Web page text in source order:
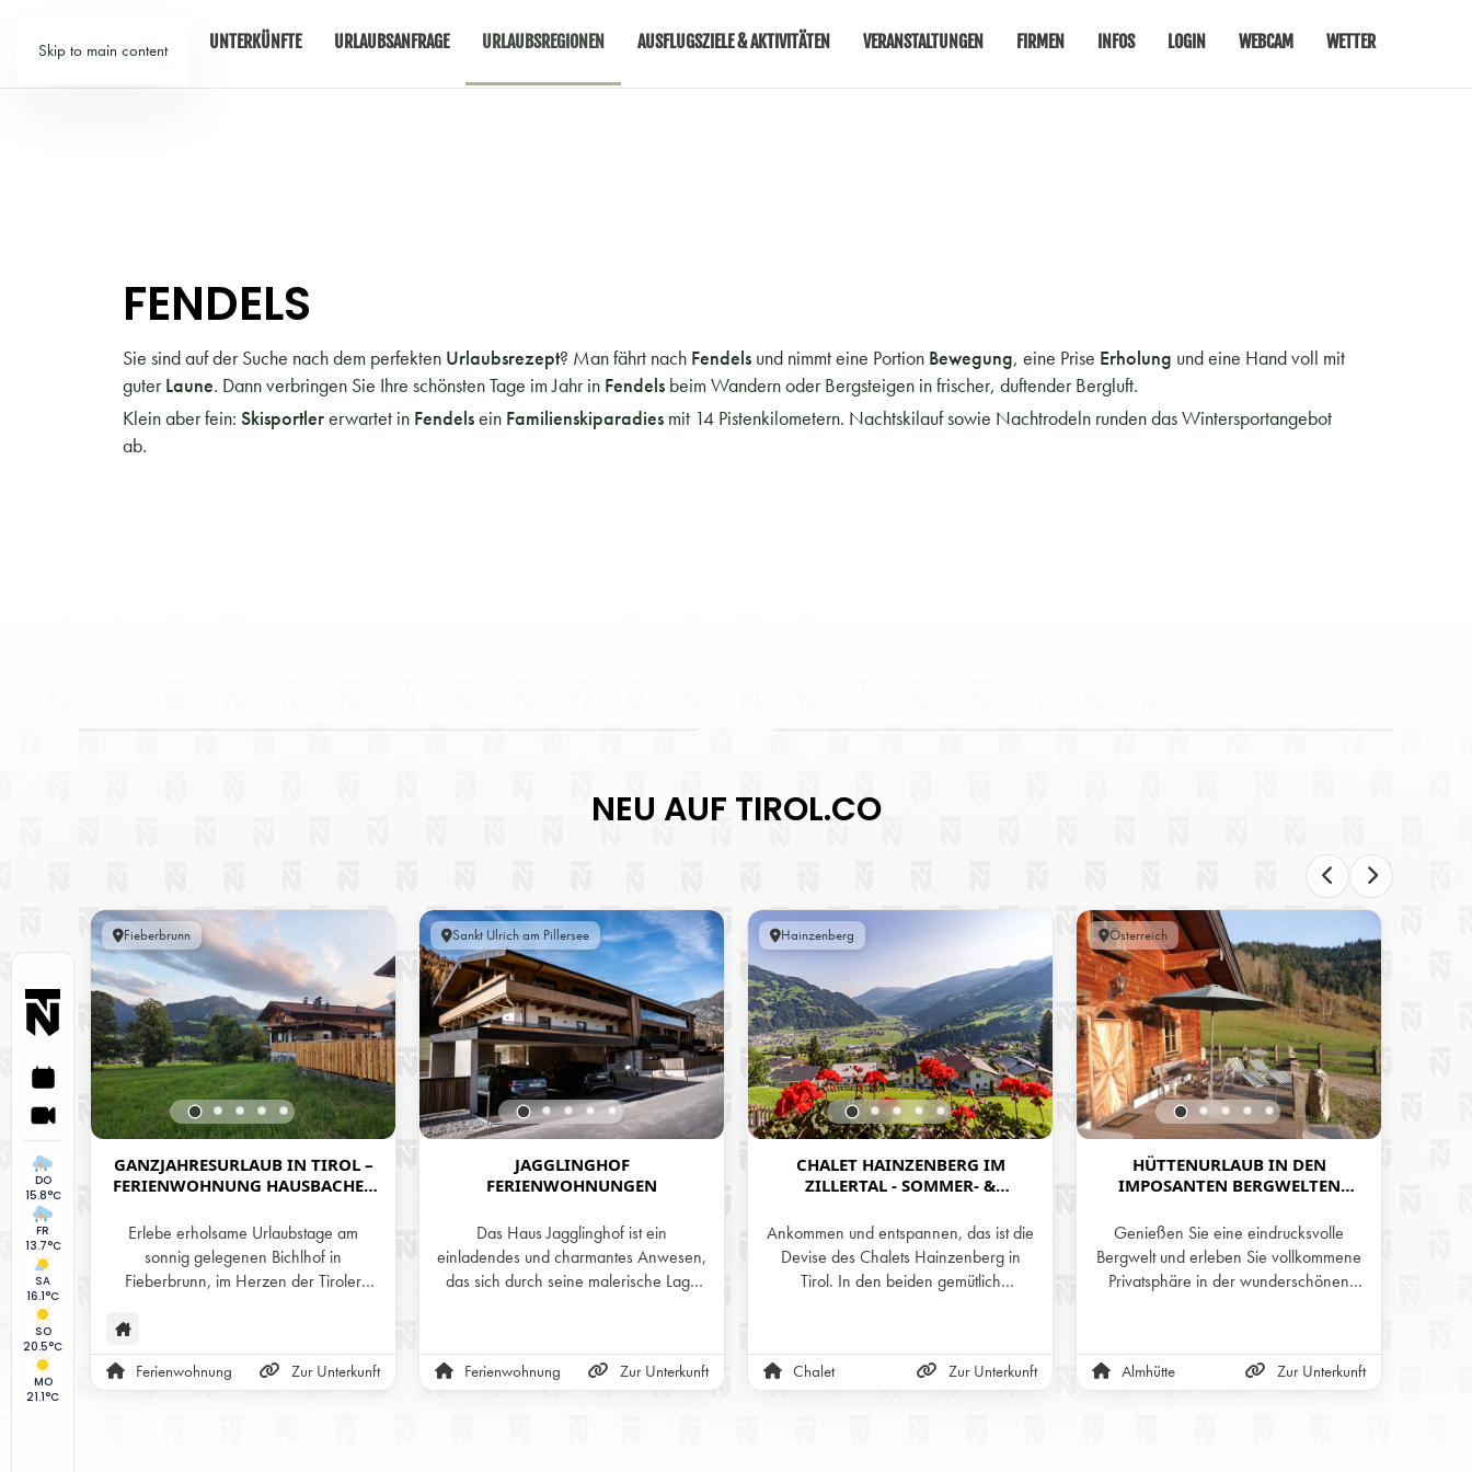
Skip to main content
TIROL UNTERKÜNFTE URLAUBSANFRAGE URLAUBSREGIONEN AUSFLUGSZIELE & AKTIVITÄTEN VERANSTALTUNGEN FIRMEN INFOS LOGIN WEBCAM WETTER
FENDELS
Sie sind auf der Suche nach dem perfekten Urlaubsrezept? Man fährt nach Fendels und nimmt eine Portion Bewegung, eine Prise Erholung und eine Hand voll mit
guterLaune. Dann verbringen Sie Ihre schönsten Tage im Jahr in Fendels beim Wandern oder Bergsteigen in frischer, duftender Bergluft.
Klein aber fein: Skisportlererwartet in Fendelsein Familienskiparadies mit 14 Pistenkilometern. Nachtskilauf sowie Nachtrodeln runden das Wintersportangebot
ab.
DO
15.8°C
FR
13.7°C
SA
16.1°C
SO
20.5°C
MO
21.1°C
NEU AUF TIROL.CO
Fieberbrunn
GANZJAHRESURLAUB IN TIROL –
FERIENWOHNUNG HAUSBACHER
Erlebe erholsame Urlaubstage am
sonnig gelegenen Bichlhof in
Fieberbrunn, im Herzen der Tiroler
Ferienwohnungen bieten das ganze
Jahr über den perfekten Rückzugsort –
ob im Sommer zum Wandern und
Ferienwohnung Zur Unterkunft
Sankt Ulrich am Pillersee
JAGGLINGHOF
FERIENWOHNUNGEN
Das Haus Jagglinghof ist ein
einladendes und charmantes Anwesen,
das sich durch seine malerische Lage
Kombination aus traditionellem Flair und
modernem Komfort, was es zu einem
Ferienwohnung Zur Unterkunft
Hainzenberg
CHALET HAINZENBERG IM
ZILLERTAL - SOMMER- &
TIROLS
Ankommen und entspannen, das ist die
Devise des Chalets Hainzenberg in
Tirol. In den beiden gemütlich
Aussicht auf die Zillertaler Alpen kann
man sich nur wohlfühlen.
Chalet Zur Unterkunft
Österreich
HÜTTENURLAUB IN DEN
IMPOSANTEN BERGWELTEN
WALCHSEE
Genießen Sie eine eindrucksvolle
Bergwelt und erleben Sie vollkommene
Privatsphäre in der wunderschönen
Almhütte Zur Unterkunft